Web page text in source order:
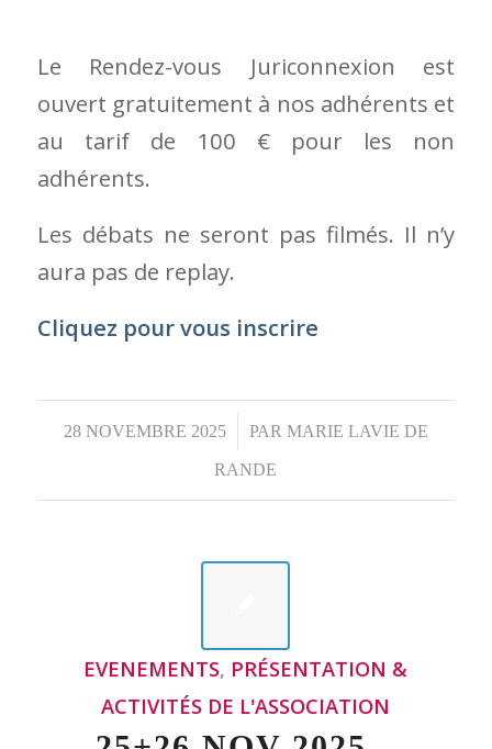
28 NOVEMBRE 2025 PAR
MARIE LAVIE DE
ACTIVITÉS DE L'ASSOCIATION
25+26 NOV 2025 –
L’ASSOCIATION
SERA PRÉSENTE AU
TRANSFORMATIONS
DU DROIT À LA CITÉ